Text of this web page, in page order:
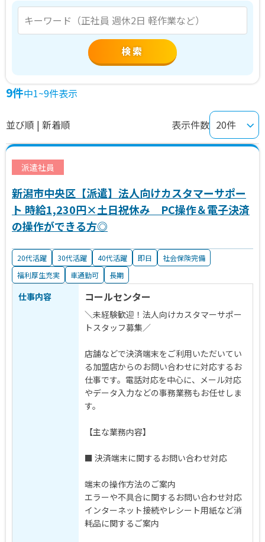
検索
9件中1~9件表示
並び順 | 新着順 表示件数
派遣社員
新潟市中央区【派遣】法人向けカスタマーサポー
ト 時給1,230円×土日祝休み PC操作＆電子決済
の操作ができる方◎
20代活躍 30代活躍 40代活躍 即日
社会保険完備
福利厚生充実
車通勤可 長期
仕事内容 コールセンター
＼未経験歓迎！法人向けカスタマーサポー
トスタッフ募集／
店舗などで決済端末をご利用いただいてい
る加盟店からのお問い合わせに対応するお
仕事です。電話対応を中心に、メール対応
やデータ入力などの事務業務もお任せしま
す。
【主な業務内容】
■ 決済端末に関するお問い合わせ対応
端末の操作方法のご案内
エラーや不具合に関するお問い合わせ対応
インターネット接続やレシート用紙など消
耗品に関するご案内